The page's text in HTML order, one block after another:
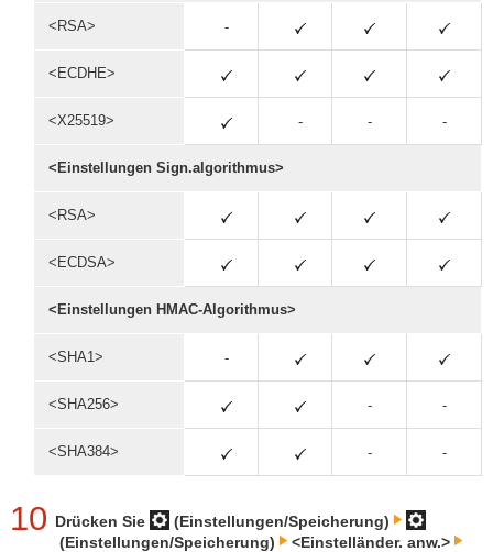
<RSA> -
<ECDHE>
<X25519> - - -
<Einstellungen Sign.algorithmus>
<RSA>
<ECDSA>
<Einstellungen HMAC-Algorithmus>
<SHA1> -
<SHA256> - -
<SHA384> - -
10 Drücken Sie
(Einstellungen/Speicherung)
(Einstellungen/Speicherung)
<Einstelländer. anw.>